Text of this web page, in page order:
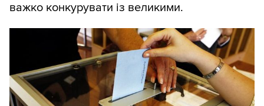
важко конкурувати із великими.